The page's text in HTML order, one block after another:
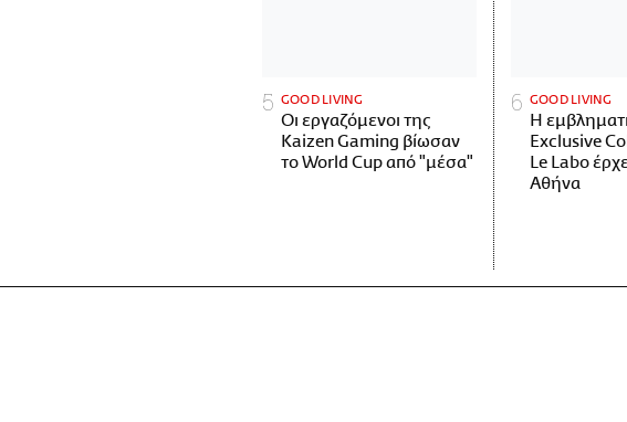
GOOD LIVING
Οι εργαζόμενοι της
Kaizen Gaming βίωσαν
το World Cup από "μέσα"
GOOD LIVING
Η
Exclusive
Le Labo
Αθήνα